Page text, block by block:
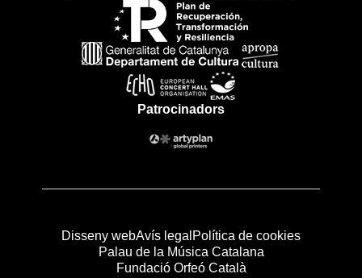
Patrocinadors
Disseny webAvís legal Política de cookies
Palau de la Música Catalana
Fundació Orfeó Català